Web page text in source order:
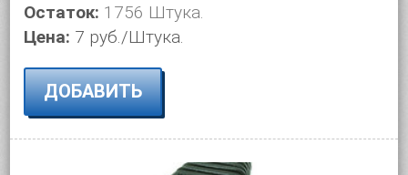
Остаток: 1756 Штука.
Цена: 7 руб./Штука.
ДОБАВИТЬ